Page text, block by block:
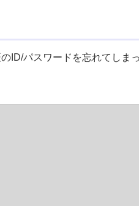
ID/パスワードを忘れてしま